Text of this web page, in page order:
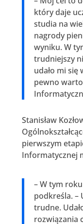
który daje
studia na
nagrody
wyniku. W
trudniejszy
udało mi się
pewno
Stanisław
pierwszym
Informatycznej
– W tym
podkreśla. –
trudne.
rozwiązania